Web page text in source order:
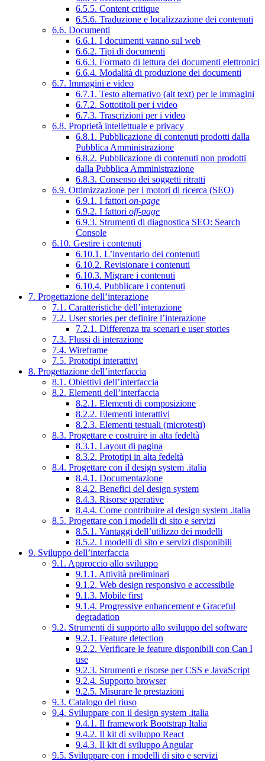
6.5.5. Content critique
6.5.6. Traduzione e localizzazione dei contenuti
6.6. Documenti
6.6.1. I documenti vanno sul web
6.6.2. Tipi di documenti
6.6.3. Formato di lettura dei documenti elettronici
6.6.4. Modalità di produzione dei documenti
6.7. Immagini e video
6.7.1. Testo alternativo (alt text) per le immagini
6.7.2. Sottotitoli per i video
6.7.3. Trascrizioni per i video
6.8. Proprietà intellettuale e privacy
6.8.1. Pubblicazione di contenuti prodotti dalla
Pubblica Amministrazione
6.8.2. Pubblicazione di contenuti non prodotti
dalla Pubblica Amministrazione
6.8.3. Consenso dei soggetti ritratti
6.9. Ottimizzazione per i motori di ricerca (SEO)
6.9.1. I fattori on-page
6.9.2. I fattori off-page
6.9.3. Strumenti di diagnostica SEO: Search
Console
6.10. Gestire i contenuti
6.10.1. L’inventario dei contenuti
6.10.2. Revisionare i contenuti
6.10.3. Migrare i contenuti
6.10.4. Pubblicare i contenuti
7. Progettazione dell’interazione
7.1. Caratteristiche dell’interazione
7.2. User stories per definire l’interazione
7.2.1. Differenza tra scenari e user stories
7.3. Flussi di interazione
7.4. Wireframe
7.5. Prototipi interattivi
8. Progettazione dell’interfaccia
8.1. Obiettivi dell’interfaccia
8.2. Elementi dell’interfaccia
8.2.1. Elementi di composizione
8.2.2. Elementi interattivi
8.2.3. Elementi testuali (microtesti)
8.3. Progettare e costruire in alta fedeltà
8.3.1. Layout di pagina
8.3.2. Prototipi in alta fedeltà
8.4. Progettare con il design system .italia
8.4.1. Documentazione
8.4.2. Benefici del design system
8.4.3. Risorse operative
8.4.4. Come contribuire al design system .italia
8.5. Progettare con i modelli di sito e servizi
8.5.1. Vantaggi dell’utilizzo dei modelli
8.5.2. I modelli di sito e servizi disponibili
9. Sviluppo dell’interfaccia
9.1. Approccio allo sviluppo
9.1.1. Attività preliminari
9.1.2. Web design responsivo e accessibile
9.1.3. Mobile first
9.1.4. Progressive enhancement e Graceful
degradation
9.2. Strumenti di supporto allo sviluppo del software
9.2.1. Feature detection
9.2.2. Verificare le feature disponibili con Can I
use
9.2.3. Strumenti e risorse per CSS e JavaScript
9.2.4. Supporto browser
9.2.5. Misurare le prestazioni
9.3. Catalogo del riuso
9.4. Sviluppare con il design system .italia
9.4.1. Il framework Bootstrap Italia
9.4.2. Il kit di sviluppo React
9.4.3. Il kit di sviluppo Angular
9.5. Sviluppare con i modelli di sito e servizi